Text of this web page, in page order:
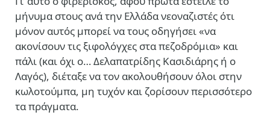
μήνυμα στους ανά την Ελλάδα νεοναζιστές ότι
μόνον αυτός μπορεί να τους οδηγήσει «να
ακονίσουν τις ξιφολόγχες στα πεζοδρόμια» και
πάλι (και όχι ο… Δελαπατρίδης Κασιδιάρης ή ο
Λαγός), διέταξε να τον ακολουθήσουν όλοι στην
κωλοτούμπα, μη τυχόν και ζορίσουν περισσότερο
τα πράγματα.